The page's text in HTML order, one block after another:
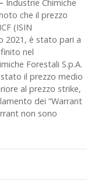
Industrie Chimiche
che il prezzo
(ISIN
2021, è stato pari a
nel
Forestali S.p.A.
stato il prezzo medio
al prezzo strike,
dei “Warrant
non sono